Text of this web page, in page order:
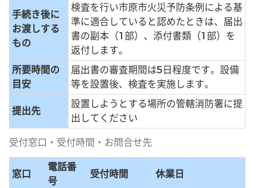
手続き後に
お渡しする
もの
検査を行い市原市火災予防条例による基
準に適合していると認めたときは、届出
書の副本（1部）、添付書類（1部）を
返付します。
所要時間の
目安
届出書の審査期間は5日程度です。設備
等を設置後、検査を実施します。
提出先
設置しようとする場所の管轄消防署に提
出してください
受付窓口・受付時間・お問合せ先
窓口
電話番
号
受付時間 休業日